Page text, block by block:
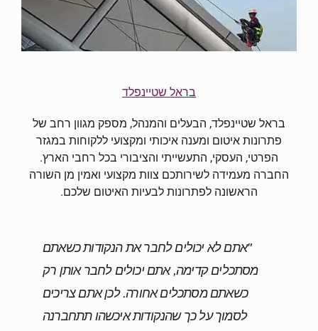
בראל שטיינפלד
בראל שטיינפלד, הבעלים והמנהל, מספק מגוון רחב של
פתרונות איטום ומענה איכותי ומקצועי ללקוחות במגזר
הפרטי, העסקי, התעשייתי והציבורי בכל רחבי הארץ.
החברה מעמידה לשירותכם צוות מקצועי ואמין מן השורה
הראשונה לפתרונות לבעיות האיטום שלכם.
"אתם לא יכולים לחבר את הנקודות כשאתם
מסתכלים קדימה, אתם יכולים לחבר אותן רק
כשאתם מסתכלים אחורה. לכן אתם צריכים
לסמוך על כך שהנקודות איכשהו תתחברנה